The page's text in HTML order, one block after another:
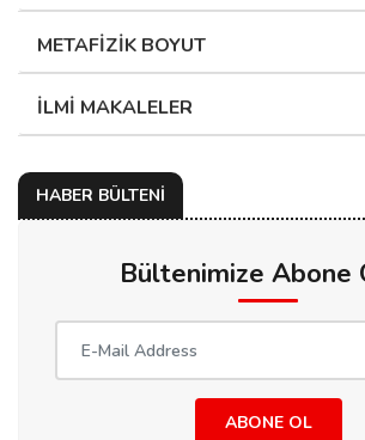
METAFİZİK BOYUT
İLMİ MAKALELER
HABER BÜLTENİ
Bültenimize Abone
ABONE OL